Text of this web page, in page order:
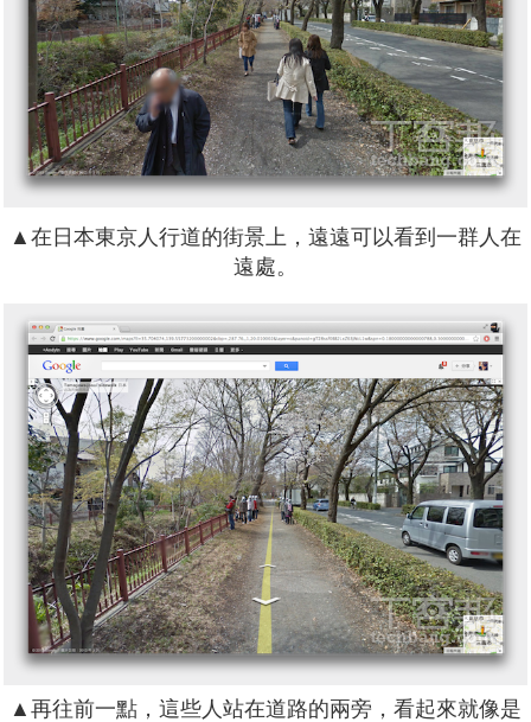
▲在日本東京人行道的街景上，遠遠可以看到一群人在
遠處。
▲再往前一點，這些人站在道路的兩旁，看起來就像是